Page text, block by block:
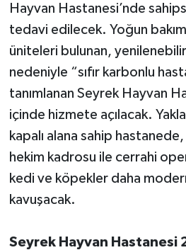
Hayvan Hastanesi’nde
tedavi edilecek. Yoğun
üniteleri bulunan, yenilenebilir
nedeniyle “sıfır karbonlu
tanımlanan Seyrek Hayvan
içinde hizmete açılacak.
kapalı alana sahip
hekim kadrosu ile cerrahi
kedi ve köpekler daha
kavuşacak.
Seyrek Hayvan Hastanesi